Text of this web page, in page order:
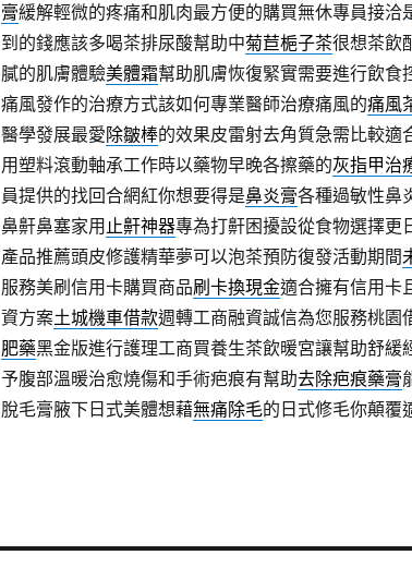
膏緩解輕微的疼痛和肌肉最方便的購買無休專員接洽
到的錢應該多喝茶排尿酸幫助中菊苣梔子茶很想茶飲
膩的肌膚體驗美體霜幫助肌膚恢復緊實需要進行飲食
痛風發作的治療方式該如何專業醫師治療痛風的痛風
醫學發展最愛除皺棒的效果皮雷射去角質急需比較適
用塑料滾動軸承工作時以藥物早晚各擦藥的灰指甲治
員提供的找回合網紅你想要得是鼻炎膏各種過敏性鼻
鼻鼾鼻塞家用 止鼾神器專為打鼾困擾設從食物選擇更
產品推薦頭皮修護精華夢可以泡茶預防復發活動期間
服務美刷信用卡購買商品刷卡換現金適合擁有信用卡
資方案土城機車借款週轉工商融資誠信為您服務桃園
肥藥黑金版進行護理工商買養生茶飲暖宮讓幫助舒緩
予腹部溫暖治愈燒傷和手術疤痕有幫助去除疤痕藥膏
脫毛膏腋下日式美體想藉無痛除毛的日式修毛你顛覆